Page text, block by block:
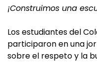
¡Construimos una
Los estudiantes del
participaron en una
sobre el respeto y la